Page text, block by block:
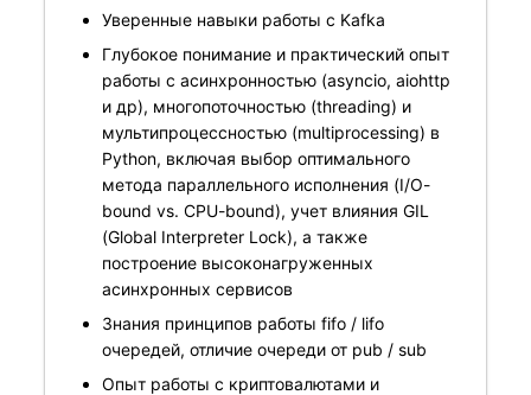
Уверенные навыки работы с Kafka
Глубокое понимание и практический опыт
работы с асинхронностью (asyncio, aiohttp
и др), многопоточностью (threading) и
мультипроцессностью (multiprocessing) в
Python, включая выбор оптимального
метода параллельного исполнения (I/O-
bound vs. CPU-bound), учет влияния GIL
(Global Interpreter Lock), а также
построение высоконагруженных
асинхронных сервисов
Знания принципов работы fifo / lifo
очередей, отличие очереди от pub / sub
Опыт работы с криптовалютами и